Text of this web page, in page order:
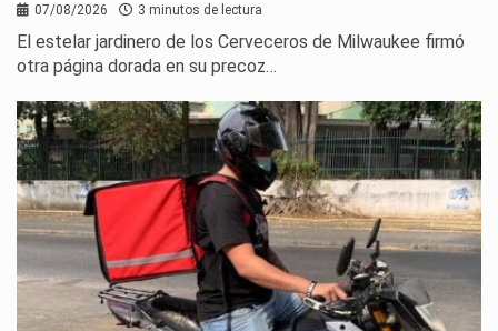
07/08/2026 3 minutos de lectura
El estelar jardinero de los Cerveceros de Milwaukee firmó
otra página dorada en su precoz…